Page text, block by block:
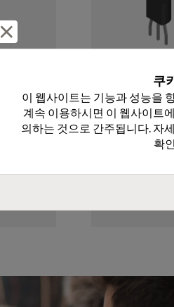
혼합 신
번호로
고 있으
마이크
치가 광
Rochester의
40,000개 이상
이상의 장치를
의 제품 포트
및 터미네이션
쿠
이 웹사이트는 기능과 성능을
계속 이용하시면 이 웹사이트
의하는 것으로 간주됩니다. 자
확